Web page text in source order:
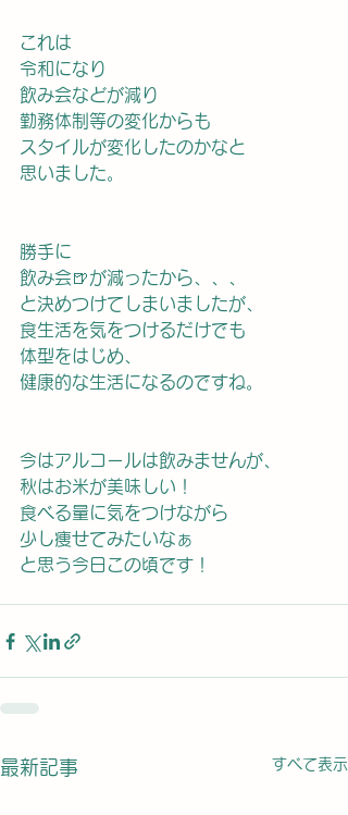
これは
令和になり
飲み会などが減り
勤務体制等の変化からも
スタイルが変化したのかなと
思いました。
勝手に
飲み会🍺が減ったから、、、
と決めつけてしまいましたが、
食生活を気をつけるだけでも
体型をはじめ、
健康的な生活になるのですね。
今はアルコールは飲みませんが、
秋はお米が美味しい！
食べる量に気をつけながら
少し痩せてみたいなぁ
と思う今日この頃です！
最新記事 すべて表示